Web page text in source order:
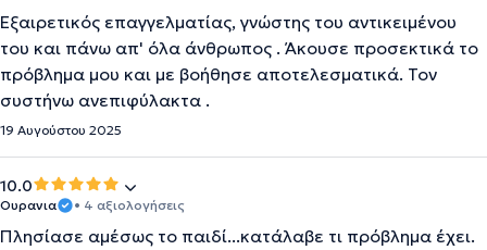
Εξαιρετικός επαγγελματίας, γνώστης του αντικειμένου
του και πάνω απ' όλα άνθρωπος . Άκουσε προσεκτικά το
πρόβλημα μου και με βοήθησε αποτελεσματικά. Τον
συστήνω ανεπιφύλακτα .
19 Αυγούστου 2025
10.0
Ουρανια • 4 αξιολογήσεις
Πλησίασε αμέσως το παιδί...κατάλαβε τι πρόβλημα έχει.